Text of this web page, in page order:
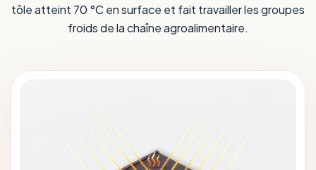
tôle atteint 70 °C en surface et fait travailler les groupes
froids de la chaîne agroalimentaire.